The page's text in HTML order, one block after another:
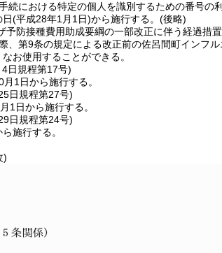
続における特定の個人を識別するための番号の
(平成28年1月1日)から施行する。 (後略)
予防接種費用助成要綱の一部改正に伴う経過措
、第9条の規定による改正前の佐呂間町インフ
お使用することができる。
4日規程第17号)
1日から施行する。
日規程第27号)
1日から施行する。
日規程第24号)
施行する。
)